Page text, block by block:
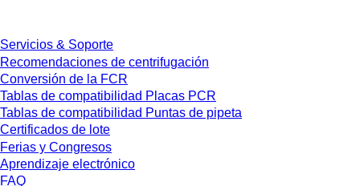
Servicios & Soporte
Recomendaciones de centrifugación
Conversión de la FCR
Tablas de compatibilidad Placas PCR
Tablas de compatibilidad Puntas de pipeta
Certificados de lote
Ferias y Congresos
Aprendizaje electrónico
FAQ